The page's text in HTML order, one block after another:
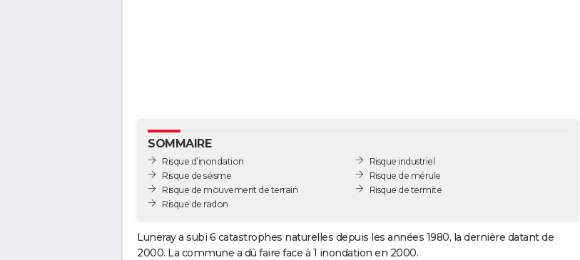
SOMMAIRE
Risque d’inondation
Risque de séisme
Risque de mouvement de terrain
Risque de radon
Risque industriel
Risque de mérule
Risque de termite
Luneray a subi 6 catastrophes naturelles depuis les années 1980, la dernière datant de
2000. La commune a dû faire face à 1 inondation en 2000.